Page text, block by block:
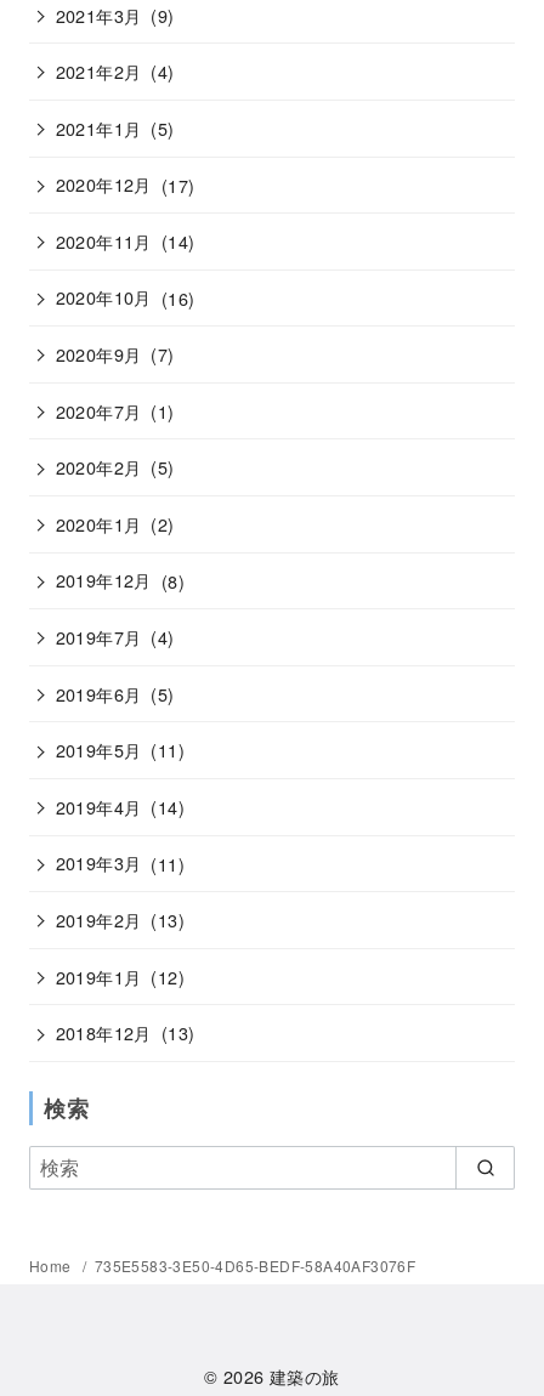
2021年3月 (9)
2021年2月 (4)
2021年1月 (5)
2020年12月 (17)
2020年11月 (14)
2020年10月 (16)
2020年9月 (7)
2020年7月 (1)
2020年2月 (5)
2020年1月 (2)
2019年12月 (8)
2019年7月 (4)
2019年6月 (5)
2019年5月 (11)
2019年4月 (14)
2019年3月 (11)
2019年2月 (13)
2019年1月 (12)
2018年12月 (13)
検索
Home 735E5583-3E50-4D65-BEDF-58A40AF3076F
© 2026建築の旅